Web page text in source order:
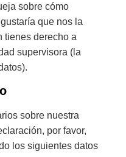
sobre cómo
que nos la
tienes derecho a
supervisora (la
sobre nuestra
por favor,
los siguientes datos